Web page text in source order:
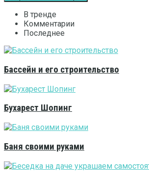
В тренде
Комментарии
Последнее
Бассейн и его строительство
Бухарест Шопинг
Баня своими руками